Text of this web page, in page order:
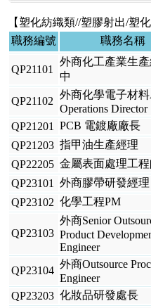
【塑化紡織類//塑膠射出/塑
職務編號
職務名稱
QP21101
外商化工產業生產
中
QP21102
外商化學電子材料
Operations Director
QP21201 PCB 電鍍廠廠長
QP21203 指甲油生產經理
QP22205 金屬表面處理工程
QP23101
外商膠帶研發經理
QP23102 化學工程PM
QP23103
外商Senior
Product
Engineer
QP23104
外商Outsource
Engineer
QP23203 化妝品研發處長